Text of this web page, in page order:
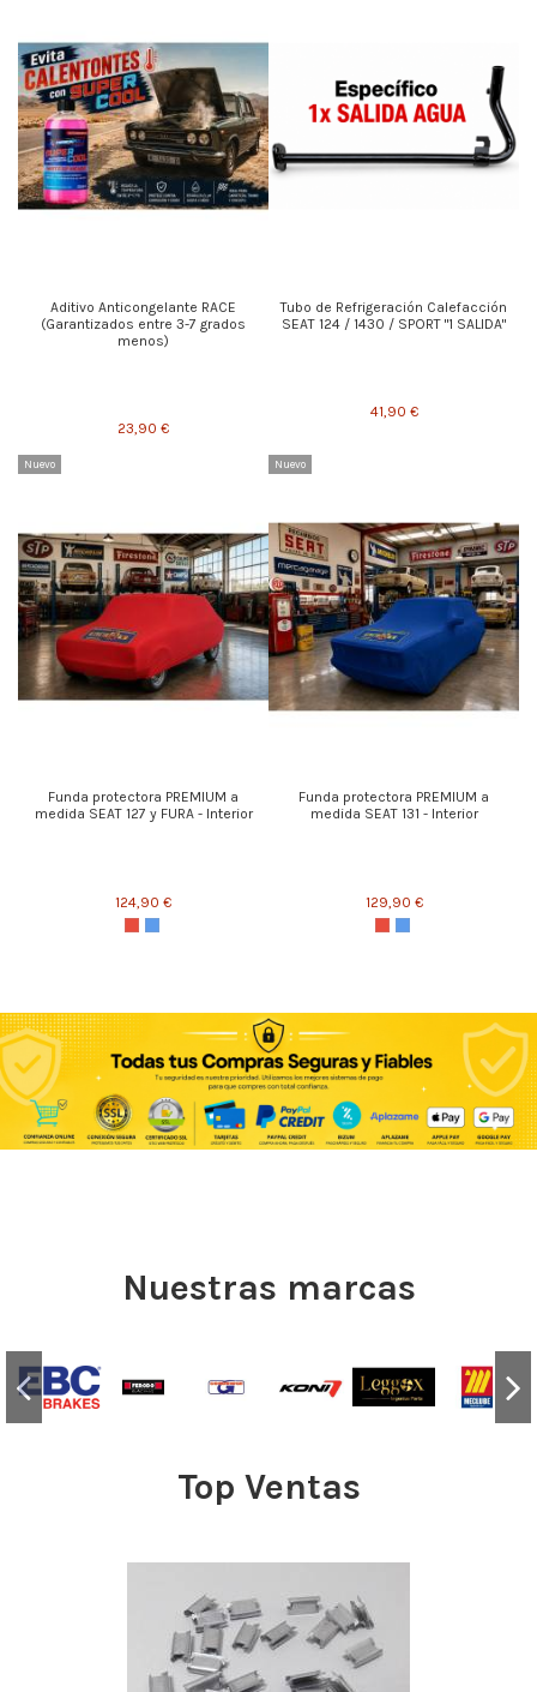
Aditivo Anticongelante RACE
(Garantizados entre 3-7 grados
menos)
23,90 €
Tubo de Refrigeración Calefacción
SEAT 124 / 1430 / SPORT "1 SALIDA"
41,90 €
Nuevo
Funda protectora PREMIUM a
medida SEAT 127 y FURA - Interior
124,90 €
Nuevo
Funda protectora PREMIUM a
medida SEAT 131 - Interior
129,90 €
Nuestras marcas
Top Ventas